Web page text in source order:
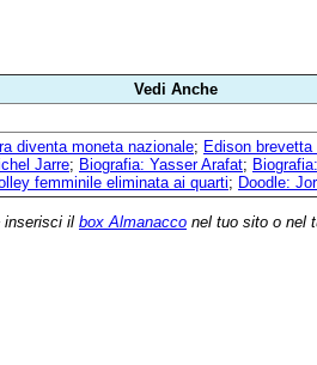
Vedi Anche
diventa moneta nazionale; Edison
Jarre; Biografia: Yasser Arafat;
femminile eliminata ai quarti; Doodle:
inserisci il box Almanacco nel tuo sito o nel